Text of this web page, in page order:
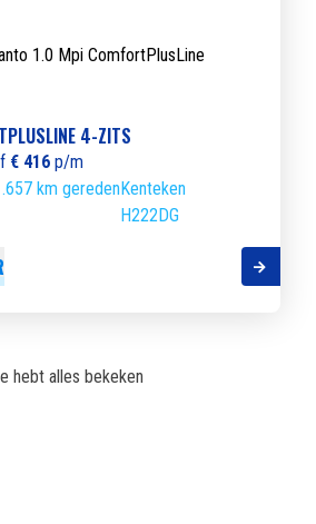
4-ZITS
€ 416 p/m
km geredenKenteken
H222DG
hebt alles bekeken